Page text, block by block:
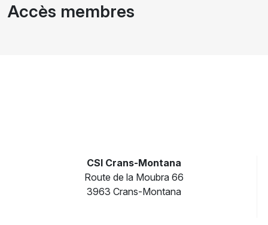
Accès membres
CSI Crans-Montana
Route de la Moubra 66
3963 Crans-Montana